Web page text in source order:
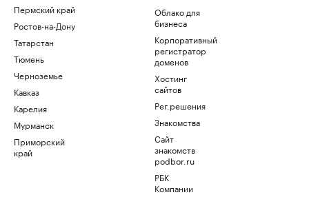
Пермский край
Ростов-на-Дону
Татарстан
Тюмень
Черноземье
Кавказ
Карелия
Мурманск
Приморский
край
Облако для
бизнеса
Корпоративный
регистратор
доменов
Хостинг
сайтов
Рег.решения
Знакомства
Сайт
знакомств
podbor.ru
РБК
Компании